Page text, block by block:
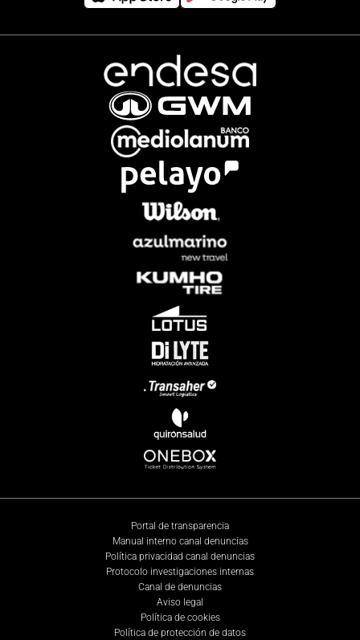
Portal de transparencia
Manual interno canal denuncias
Política privacidad canal denuncias
Protocolo investigaciones internas
Canal de denuncias
Aviso legal
Política de cookies
Política de protección de datos